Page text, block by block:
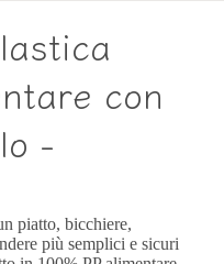
con
-
piatto, bicchiere,
più semplici e sicuri